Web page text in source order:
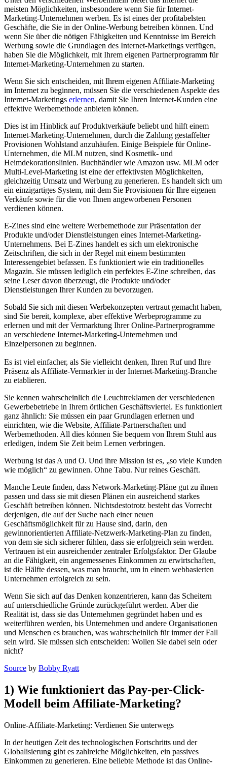
meisten Möglichkeiten, insbesondere wenn Sie für Internet-
Marketing-Unternehmen werben. Es ist eines der profitabelsten
Geschäfte, die Sie in der Online-Werbung betreiben können. Und
wenn Sie über die nötigen Fähigkeiten und Kenntnisse im Bereich
Werbung sowie die Grundlagen des Internet-Marketings verfügen,
haben Sie die Möglichkeit, mit Ihrem eigenen Partnerprogramm für
Internet-Marketing-Unternehmen zu starten.
Wenn Sie sich entscheiden, mit Ihrem eigenen Affiliate-Marketing
im Internet zu beginnen, müssen Sie die verschiedenen Aspekte des
Internet-Marketings erlernen, damit Sie Ihren Internet-Kunden eine
effektive Werbemethode anbieten können.
Dies ist im Hinblick auf Produktverkäufe beliebt und hilft einem
Internet-Marketing-Unternehmen, durch die Zahlung gestaffelter
Provisionen Wohlstand anzuhäufen. Einige Beispiele für Online-
Unternehmen, die MLM nutzen, sind Kosmetik- und
Heimdekorationslinien. Buchhändler wie Amazon usw. MLM oder
Multi-Level-Marketing ist eine der effektivsten Möglichkeiten,
gleichzeitig Umsatz und Werbung zu generieren. Es handelt sich um
ein einzigartiges System, mit dem Sie Provisionen für Ihre eigenen
Verkäufe sowie für die von Ihnen angeworbenen Personen
verdienen können.
E-Zines sind eine weitere Werbemethode zur Präsentation der
Produkte und/oder Dienstleistungen eines Internet-Marketing-
Unternehmens. Bei E-Zines handelt es sich um elektronische
Zeitschriften, die sich in der Regel mit einem bestimmten
Interessengebiet befassen. Es funktioniert wie ein traditionelles
Magazin. Sie müssen lediglich ein perfektes E-Zine schreiben, das
seine Leser davon überzeugt, die Produkte und/oder
Dienstleistungen Ihrer Kunden zu bevorzugen.
Sobald Sie sich mit diesen Werbekonzepten vertraut gemacht haben,
sind Sie bereit, komplexe, aber effektive Werbeprogramme zu
erlernen und mit der Vermarktung Ihrer Online-Partnerprogramme
an verschiedene Internet-Marketing-Unternehmen und
Einzelpersonen zu beginnen.
Es ist viel einfacher, als Sie vielleicht denken, Ihren Ruf und Ihre
Präsenz als Affiliate-Vermarkter in der Internet-Marketing-Branche
zu etablieren.
Sie kennen wahrscheinlich die Leuchtreklamen der verschiedenen
Gewerbebetriebe in Ihrem örtlichen Geschäftsviertel. Es funktioniert
ganz ähnlich: Sie müssen ein paar Grundlagen erlernen und
einrichten, wie die Website, Affiliate-Partnerschaften und
Werbemethoden. All dies können Sie bequem von Ihrem Stuhl aus
erledigen, indem Sie Zeit beim Lernen verbringen.
Werbung ist das A und O. Und ihre Mission ist es, „so viele Kunden
wie möglich“ zu gewinnen. Ohne Tabu. Nur reines Geschäft.
Manche Leute finden, dass Network-Marketing-Pläne gut zu ihnen
passen und dass sie mit diesen Plänen ein ausreichend starkes
Geschäft betreiben können. Nichtsdestotrotz besteht das Vorrecht
derjenigen, die auf der Suche nach einer neuen
Geschäftsmöglichkeit für zu Hause sind, darin, den
gewinnorientierten Affiliate-Netzwerk-Marketing-Plan zu finden,
von dem sie sich sicherer fühlen, dass sie erfolgreich sein werden.
Vertrauen ist ein ausreichender zentraler Erfolgsfaktor. Der Glaube
an die Fähigkeit, ein angemessenes Einkommen zu erwirtschaften,
ist die Hälfte dessen, was man braucht, um in einem webbasierten
Unternehmen erfolgreich zu sein.
Wenn Sie sich auf das Denken konzentrieren, kann das Scheitern
auf unterschiedliche Gründe zurückgeführt werden. Aber die
Realität ist, dass sie das Unternehmen gegründet haben und es
weiterführen werden, bis Unternehmen und andere Organisationen
und Menschen es brauchen, was wahrscheinlich für immer der Fall
sein wird. Sie müssen sich entscheiden: Wollen Sie dabei sein oder
nicht?
Source by Bobby Ryatt
1) Wie funktioniert das Pay-per-Click-
Modell beim Affiliate-Marketing?
Online-Affiliate-Marketing: Verdienen Sie unterwegs
In der ‍heutigen Zeit des technologischen Fortschritts und ​der
Globalisierung gibt es zahlreiche Möglichkeiten, ein passives
Einkommen‌ zu generieren.‍ Eine ⁣beliebte Methode ⁣ist das Online-